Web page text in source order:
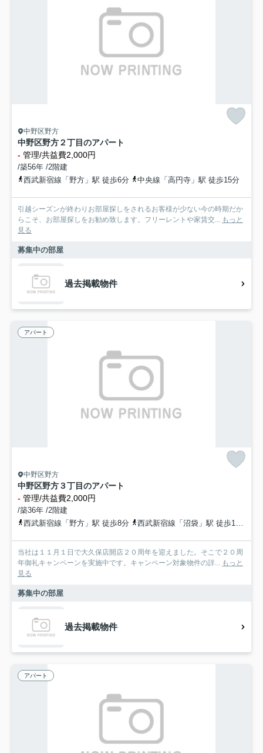
中野区野方
中野区野方２丁目のアパート
- 管理/共益費2,000円
/築56年 /2階建
西武新宿線「野方」駅 徒歩6分
中央線「高円寺」駅 徒歩15分
引越シーズンが終わりお部屋探しをされるお客様が少ない今の時期だか
らこそ、お部屋探しをお勧め致します。フリーレントや家賃交... もっと
見る
募集中の部屋
過去掲載物件
アパート
中野区野方
中野区野方３丁目のアパート
- 管理/共益費2,000円
/築36年 /2階建
西武新宿線「野方」駅 徒歩8分
西武新宿線「沼袋」駅 徒歩10分
当社は１１月１日で大久保店開店２０周年を迎えました。そこで２０周
年御礼キャンペーンを実施中です。キャンペーン対象物件の詳... もっと
見る
募集中の部屋
過去掲載物件
アパート